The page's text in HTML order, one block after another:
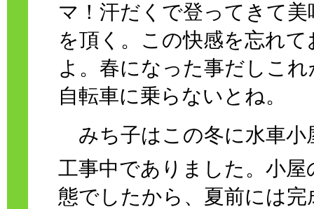
マ！汗だくで登ってきて
を頂く。この快感を忘れ
よ。春になった事だしこ
自転車に乗らないとね。
みち子はこの冬に水車小
工事中でありました。小屋
態でしたから、夏前には